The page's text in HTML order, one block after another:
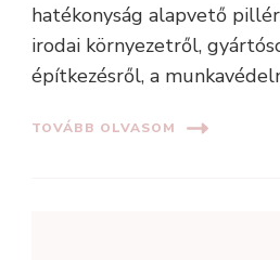
hatékonyság alapvető
irodai környezetről,
építkezésről, a
TOVÁBB OLVASOM